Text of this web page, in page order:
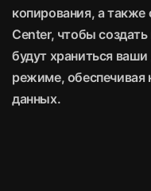
копирования, а
Center, чтобы
будут храниться
режиме,
данных.